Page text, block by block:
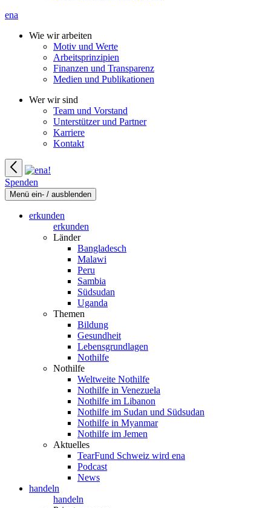
ena
Wie wir arbeiten
Motiv und Werte
Arbeitsprinzipien
Finanzen und Transparenz
Medien und Publikationen
Wer wir sind
Team und Vorstand
Unterstützer und Partner
Karriere
Kontakt
Spenden
Menü ein- / ausblenden
erkunden
erkunden
Länder
Bangladesch
Malawi
Peru
Sambia
Südsudan
Uganda
Themen
Bildung
Gesundheit
Lebensgrundlagen
Nothilfe
Nothilfe
Weltweite Nothilfe
Nothilfe in Venezuela
Nothilfe im Libanon
Nothilfe im Sudan und Südsudan
Nothilfe in Myanmar
Nothilfe im Jemen
Aktuelles
TearFund Schweiz wird ena
Podcast
News
handeln
handeln